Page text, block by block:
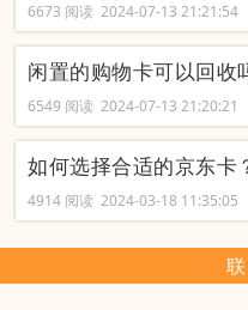
6673 阅读 2024-07-13 21:21:54
闲置的购物卡可以回收
6549 阅读 2024-07-13 21:20:21
如何选择合适的京东卡
4914 阅读 2024-03-18 11:35:05